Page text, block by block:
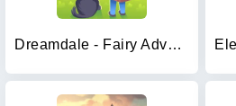
Dreamdale - Fairy Adventure